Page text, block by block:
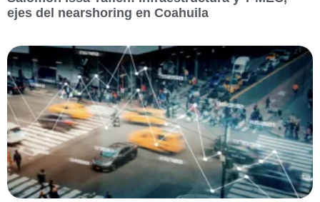
ejes del nearshoring en Coahuila